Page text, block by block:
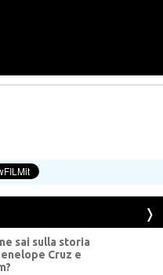
sai sulla storia
Cruz e